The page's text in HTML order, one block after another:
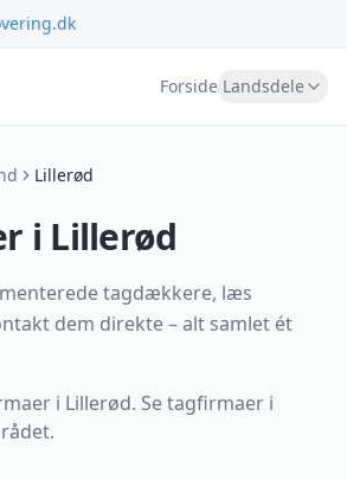
Forside Landsdele
Lillerød
i Lillerød
tagdækkere, læs
dem direkte – alt samlet ét
i Lillerød. Se tagfirmaer i